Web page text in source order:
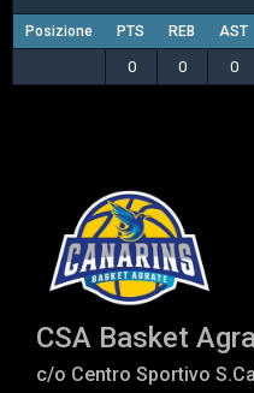
Posizione PTS REB AST
0 0 0
CSA Basket
c/o Centro Sportivo